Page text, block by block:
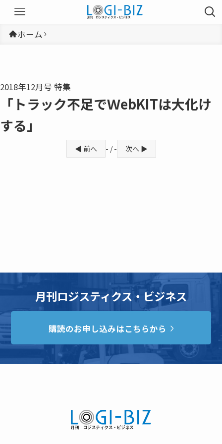
ホーム
2018年12月号 特集
「トラック不足でＷebKITは大化け
する」
◀ 前へ - / - 次へ ▶
月刊ロジスティクス・ビジネス
購読のお申し込みはこちらから